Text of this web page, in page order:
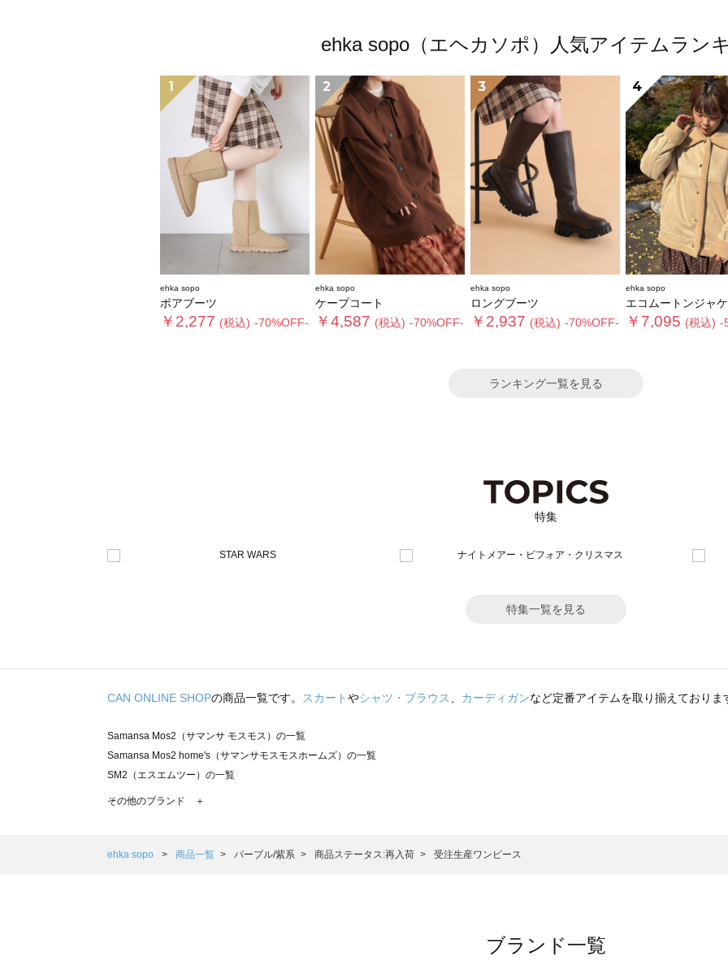
ehka sopo（エヘカソポ）人気アイテムラン
1
ehka sopo
ボアブーツ
￥2,277 (税込) -70%OFF-
2
ehka sopo
ケープコート
￥4,587 (税込) -70%OFF-
3
ehka sopo
ロングブーツ
￥2,937 (税込) -70%OFF-
4
ehka sopo
エコムートンジャ
￥7,095 (税込) -
ランキング一覧を見る
特集
特集一覧を見る
CAN ONLINE SHOPの商品一覧です。 スカートやシャツ・ブラウス、 カーディガンなど定番アイテムを取り揃えておりま
Samansa Mos2（サマンサ モスモス）の一覧
Samansa Mos2 home's（サマンサモスモスホームズ）の一覧
SM2（エスエムツー）の一覧
TSUHARU by Samansa Mos2（ツハルバイサマンサモスモス）の一覧
Samansa Mos2 Lagom（サマンサモスモス ラーゴム）の一覧
その他のブランド ＋
ehka sopo 商品一覧 パープル/紫系 商品ステータス:再入荷 受注生産ワンピース
ブランド一覧